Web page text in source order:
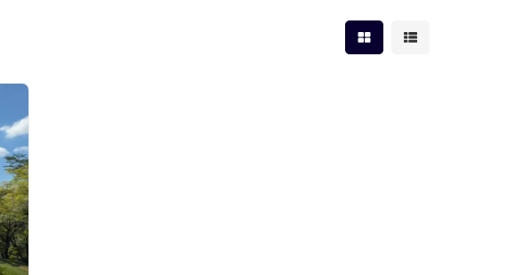
Mostrar resultados em
Mostrar